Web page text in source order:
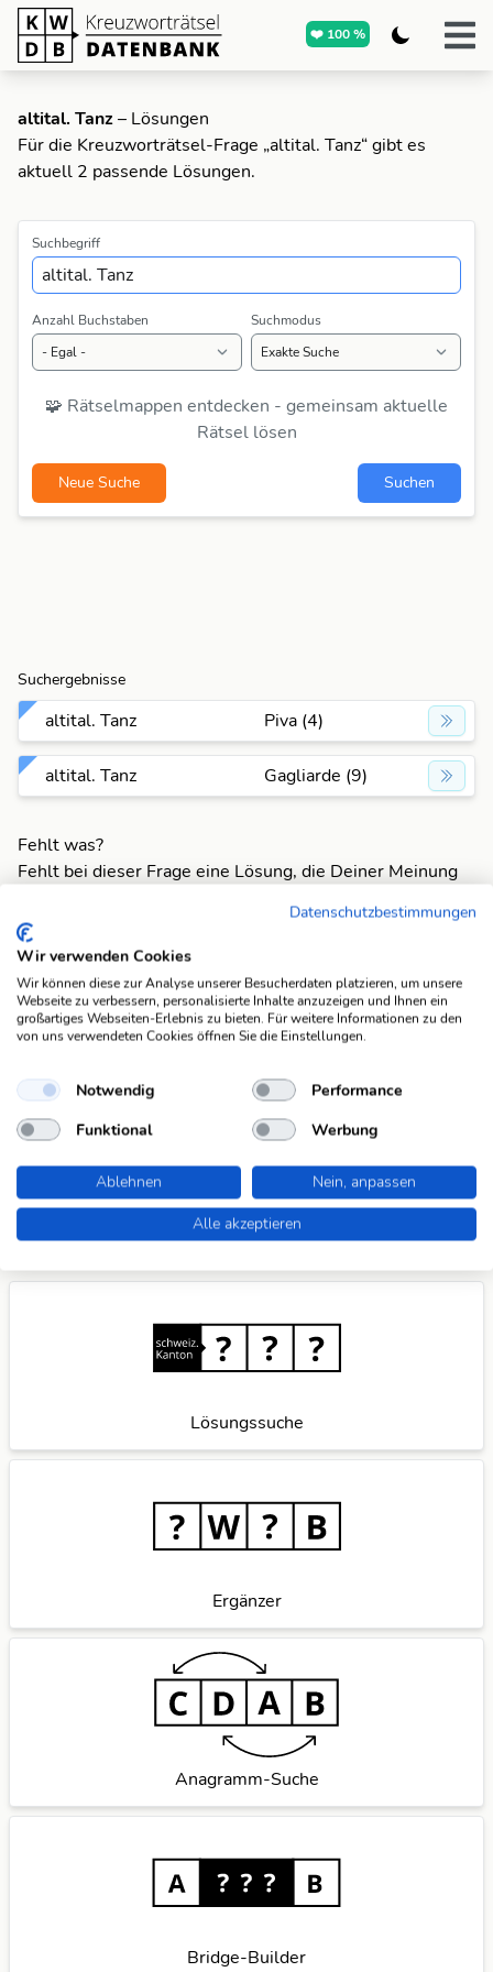
❤️ 100 %
altital. Tanz– Lösungen
Für die Kreuzworträtsel-Frage „altital. Tanz“ gibt es
aktuell 2 passende Lösungen.
Suchbegriff
Anzahl Buchstaben Suchmodus
🧩 Rätselmappen entdecken - gemeinsam aktuelle
Rätsel lösen
Neue Suche Suchen
Suchergebnisse
altital. Tanz Piva (4)
altital. Tanz Gagliarde (9)
Fehlt was?
Fehlt bei dieser Frage eine Lösung, die Deiner Meinung
hinzu und bereichere unsere Datenbank!
Mach mit und registriere dich!
Suchfunktionen
verschiedene Arten von Rätseln, darunter Schüttelrätsel,
Anagramme, Brückenrätsel, Schwedenrätsel und
Kreuzworträtsel. Mit unseren praktischen Suchfunktionen
meisterst du spielend leicht jede Herausforderung. Wenn
du weitere Ideen für nützliche Suchfunktionen hast,teile
und wir verbessern unser Angebot gerne
weiter für dich.
Lösungssuche
Ergänzer
Anagramm-Suche
Bridge-Builder
Datenschutzbestimmungen
Wir verwenden Cookies
Wir können diese zur Analyse unserer Besucherdaten platzieren, um unsere
Webseite zu verbessern, personalisierte Inhalte anzuzeigen und Ihnen ein
großartiges Webseiten-Erlebnis zu bieten. Für weitere Informationen zu den
von uns verwendeten Cookies öffnen Sie die Einstellungen.
Notwendig
Performance
Funktional
Werbung
Ablehnen
Nein, anpassen
Alle akzeptieren